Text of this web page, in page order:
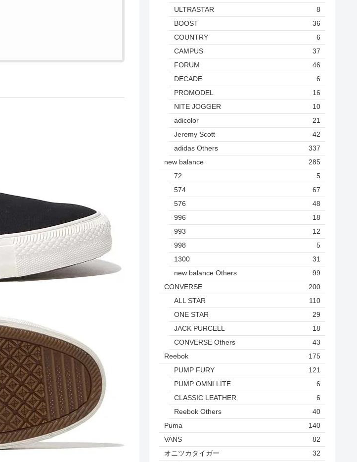
ULTRASTAR
8
BOOST
36
COUNTRY
6
CAMPUS
37
FORUM
46
DECADE
6
PROMODEL
16
NITE JOGGER
10
adicolor
21
Jeremy Scott
42
adidas Others
337
new balance
285
72
5
574
67
576
48
996
18
993
12
998
5
1300
31
new balance Others
99
CONVERSE
200
ALL STAR
110
ONE STAR
29
JACK PURCELL
18
CONVERSE Others
43
Reebok
175
PUMP FURY
121
PUMP OMNI LITE
6
CLASSIC LEATHER
6
Reebok Others
40
Puma
140
VANS
82
オニツカタイガー
32